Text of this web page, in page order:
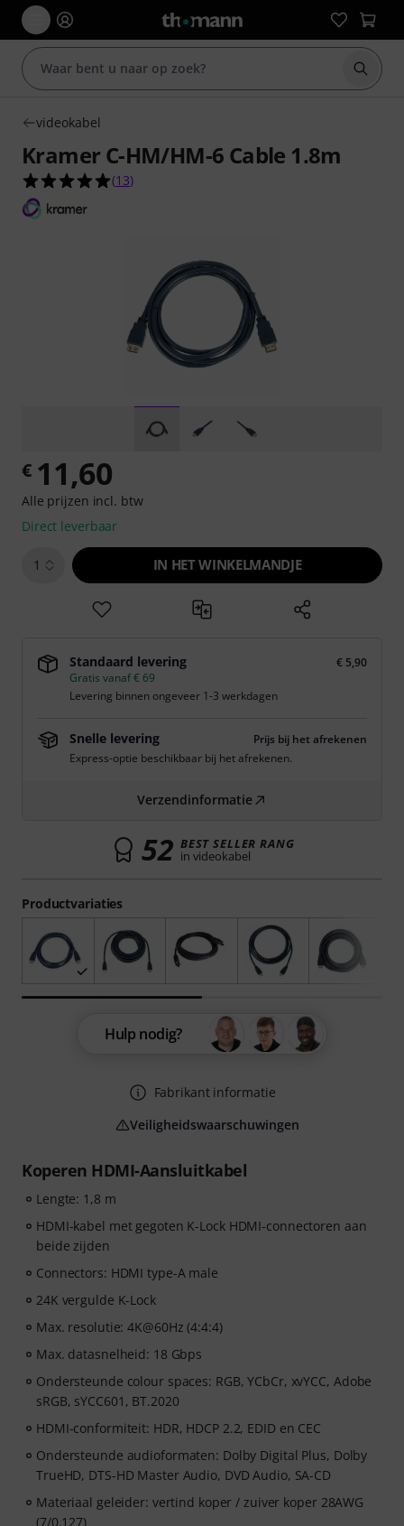
Zoek
videokabel
Kramer C-HM/HM-6 Cable 1.8m
5.0 van de 5 sterren van 13 klantbeoordelingen
(13)
Koperen HDMI-Aansluitkabel
Lengte: 1,8 m
HDMI-kabel met gegoten K-Lock HDMI-connectoren aan
beide zijden
Connectors: HDMI type-A male
24K vergulde K-Lock
Max. resolutie: 4K@60Hz (4:4:4)
Max. datasnelheid: 18 Gbps
Ondersteunde colour spaces: RGB, YCbCr, xvYCC, Adobe
sRGB, sYCC601, BT.2020
HDMI-conformiteit: HDR, HDCP 2.2, EDID en CEC
Ondersteunde audioformaten: Dolby Digital Plus, Dolby
TrueHD, DTS-HD Master Audio, DVD Audio, SA-CD
Materiaal geleider: vertind koper / zuiver koper 28AWG
(7/0.127)
Productvariaties
€ 11,60
Alle prijzen incl. btw
Direct leverbaar
1 IN HET WINKELMANDJE
Standaard levering
€ 5,90
Gratis vanaf € 69
Levering binnen ongeveer 1-3 werkdagen
Snelle levering
Prijs bij het afrekenen
Express-optie beschikbaar bij het afrekenen.
Verzendinformatie
52 BEST SELLER RANG
in videokabel
Hulp nodig?
Fabrikant informatie
Veiligheidswaarschuwingen